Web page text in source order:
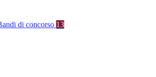
di concorso 13